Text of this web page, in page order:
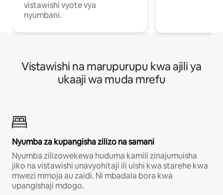
vistawishi vyote vya
nyumbani.
Vistawishi na marupurupu kwa ajili ya
ukaaji wa muda mrefu
Nyumba za kupangisha zilizo na samani
Nyumba zilizowekewa huduma kamili zinajumuisha
jiko na vistawishi unavyohitaji ili uishi kwa starehe kwa
mwezi mmoja au zaidi. Ni mbadala bora kwa
upangishaji mdogo.